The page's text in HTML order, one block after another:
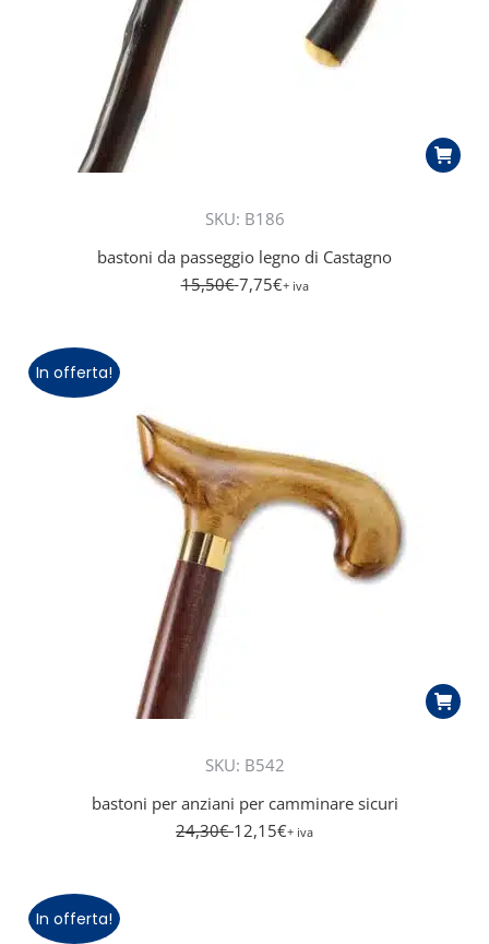
SKU: B186
bastoni da passeggio legno di Castagno
15,50€ 7,75€+ iva
In offerta!
SKU: B542
bastoni per anziani per camminare sicuri
24,30€ 12,15€+ iva
In offerta!